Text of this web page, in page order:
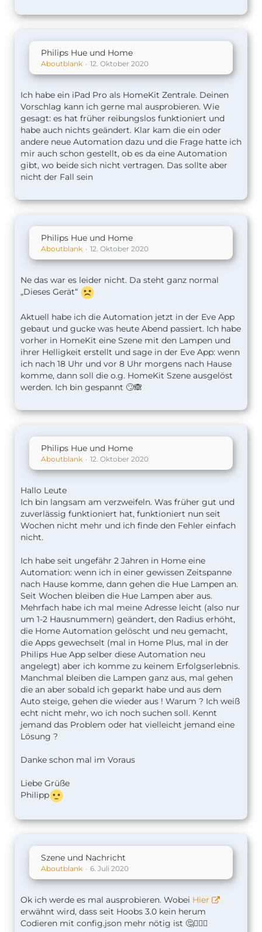
Philips Hue und Home
Aboutblank 12. Oktober 2020
Ich habe ein iPad Pro als HomeKit Zentrale. Deinen
Vorschlag kann ich gerne mal ausprobieren. Wie
gesagt: es hat früher reibungslos funktioniert und
habe auch nichts geändert. Klar kam die ein oder
andere neue Automation dazu und die Frage hatte ich
mir auch schon gestellt, ob es da eine Automation
gibt, wo beide sich nicht vertragen. Das sollte aber
nicht der Fall sein
Philips Hue und Home
Aboutblank 12. Oktober 2020
Ne das war es leider nicht. Da steht ganz normal
„Dieses Gerät“
Aktuell habe ich die Automation jetzt in der Eve App
gebaut und gucke was heute Abend passiert. Ich habe
vorher in HomeKit eine Szene mit den Lampen und
ihrer Helligkeit erstellt und sage in der Eve App: wenn
ich nach 18 Uhr und vor 8 Uhr morgens nach Hause
komme, dann soll die o.g. HomeKit Szene ausgelöst
werden. Ich bin gespannt 🙄🙈
Philips Hue und Home
Aboutblank 12. Oktober 2020
Hallo Leute
Ich bin langsam am verzweifeln. Was früher gut und
zuverlässig funktioniert hat, funktioniert nun seit
Wochen nicht mehr und ich finde den Fehler einfach
nicht.
Ich habe seit ungefähr 2 Jahren in Home eine
Automation: wenn ich in einer gewissen Zeitspanne
nach Hause komme, dann gehen die Hue Lampen an.
Seit Wochen bleiben die Hue Lampen aber aus.
Mehrfach habe ich mal meine Adresse leicht (also nur
um 1-2 Hausnummern) geändert, den Radius erhöht,
die Home Automation gelöscht und neu gemacht,
die Apps gewechselt (mal in Home Plus, mal in der
Philips Hue App selber diese Automation neu
angelegt) aber ich komme zu keinem Erfolgserlebnis.
Manchmal bleiben die Lampen ganz aus, mal gehen
die an aber sobald ich geparkt habe und aus dem
Auto steige, gehen die wieder aus ! Warum ? Ich weiß
echt nicht mehr, wo ich noch suchen soll. Kennt
jemand das Problem oder hat vielleicht jemand eine
Lösung ?
Danke schon mal im Voraus
Liebe Grüße
Philipp
Szene und Nachricht
Aboutblank 6. Juli 2020
Ok ich werde es mal ausprobieren. Wobei Hier
erwähnt wird, dass seit Hoobs 3.0 kein herum
Codieren mit config.json mehr nötig ist 🤔🤷🏻‍♂️